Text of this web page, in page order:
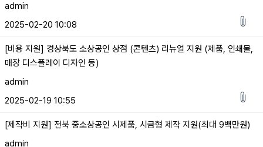
admin
2025-02-20 10:08
[비용 지원] 경상북도 소상공인 상점 (콘텐츠) 리뉴얼 지원 (제품, 인쇄물,
매장 디스플레이 디자인 등)
admin
2025-02-19 10:55
[제작비 지원] 전북 중소상공인 시제품, 시금형 제작 지원(최대 9백만원)
admin